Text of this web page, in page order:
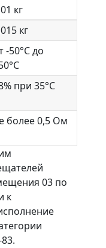
кг
кг
-50°С до
при 35°С
более 0,5 Ом
03 по
к